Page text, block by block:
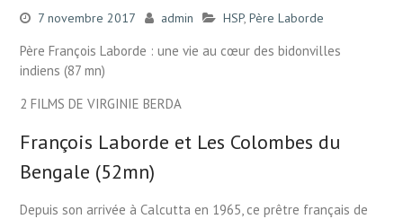
7 novembre 2017 admin HSP, Père Laborde
Père François Laborde : une vie au cœur des bidonvilles
indiens (87 mn)
2 FILMS DE VIRGINIE BERDA
François Laborde et Les Colombes du
Bengale (52mn)
Depuis son arrivée à Calcutta en 1965, ce prêtre français de